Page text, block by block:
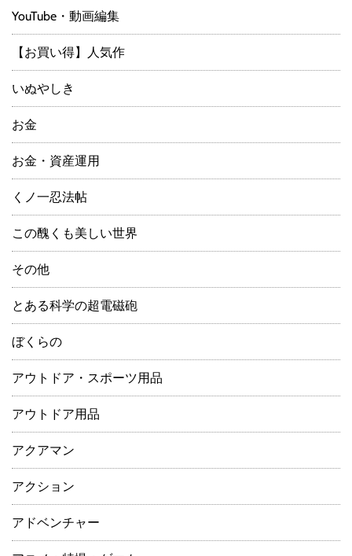
YouTube・動画編集
【お買い得】人気作
いぬやしき
お金
お金・資産運用
くノ一忍法帖
この醜くも美しい世界
その他
とある科学の超電磁砲
ぼくらの
アウトドア・スポーツ用品
アウトドア用品
アクアマン
アクション
アドベンチャー